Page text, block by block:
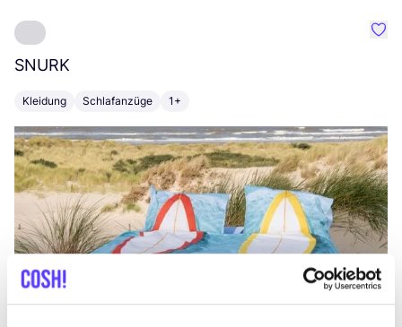
SNURK
Kleidung Schlafanzüge 1+